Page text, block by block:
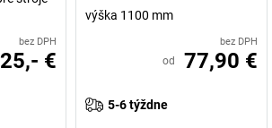
bez DPH
€
výška 1100 mm
bez DPH
od 77,90 €
5-6 týždne